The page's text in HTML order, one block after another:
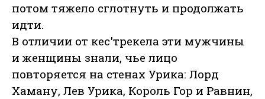
потом тяжело сглотнуть и продолжать
идти.
В отличии от кес'трекела эти мужчины
и женщины знали, чье лицо
повторяется на стенах Урика: Лорд
Хаману, Лев Урика, Король Гор и Равнин,